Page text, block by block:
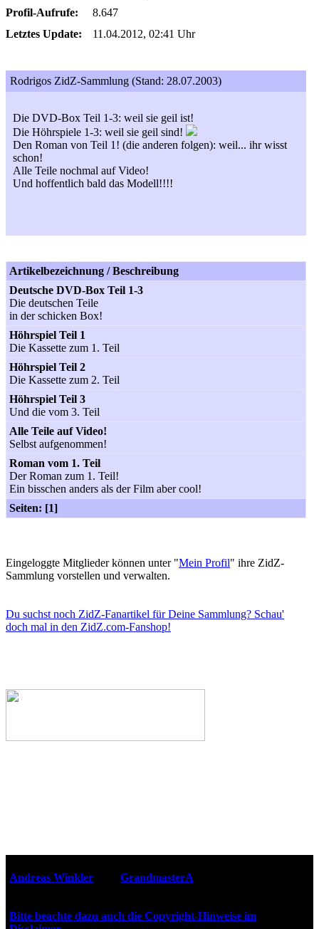
Profil-Aufrufe:
8.647
Letztes Update:
11.04.2012, 02:41 Uhr
Rodrigos ZidZ-Sammlung (Stand: 28.07.2003)
Die DVD-Box Teil 1-3: weil sie geil ist!
Die Höhrspiele 1-3: weil sie geil sind!
Den Roman von Teil 1! (die anderen folgen): weil... ihr wisst
schon!
Alle Teile nochmal auf Video!
Und hoffentlich bald das Modell!!!!
Artikelbezeichnung / Beschreibung
Deutsche DVD-Box Teil 1-3
Die deutschen Teile
in der schicken Box!
Höhrspiel Teil 1
Die Kassette zum 1. Teil
Höhrspiel Teil 2
Die Kassette zum 2. Teil
Höhrspiel Teil 3
Und die vom 3. Teil
Alle Teile auf Video!
Selbst aufgenommen!
Roman vom 1. Teil
Der Roman zum 1. Teil!
Ein bisschen anders als der Film aber cool!
Seiten: [1]
Eingeloggte Mitglieder können unter "Mein Profil" ihre ZidZ-
Sammlung vorstellen und verwalten.
Du suchst noch ZidZ-Fanartikel für Deine Sammlung? Schau'
doch mal in den ZidZ.com-Fanshop!
Andreas Winkler
GrandmasterA
Bitte beachte dazu auch die Copyright-Hinweise im